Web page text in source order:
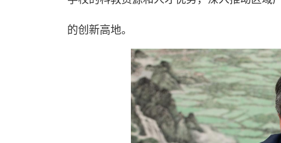
的创新高地。